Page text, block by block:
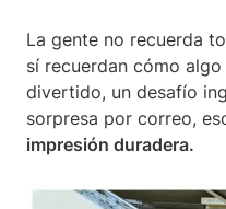
La gente no recuerda
sí recuerdan cómo
divertido, un desafío
sorpresa por correo,
impresión duradera.